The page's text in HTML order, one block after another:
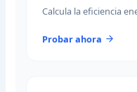
Calcula la eficiencia
Probar ahora